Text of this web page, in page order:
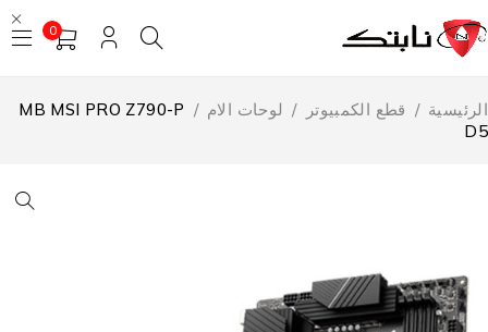
0
/ قطع الكمبيوتر لوحات الام /
MB MSI PRO Z790-P